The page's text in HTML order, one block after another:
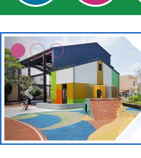
本校115學年
適應運動共